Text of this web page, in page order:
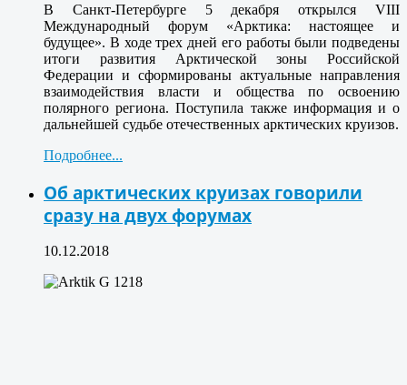
В Санкт-Петербурге 5 декабря открылся VIII
Международный форум «Арктика: настоящее и
будущее». В ходе трех дней его работы были подведены
итоги развития Арктической зоны Российской
Федерации и сформированы актуальные направления
взаимодействия власти и общества по освоению
полярного региона. Поступила также информация и о
дальнейшей судьбе отечественных арктических круизов.
Подробнее...
Об арктических круизах говорили
сразу на двух форумах
10.12.2018